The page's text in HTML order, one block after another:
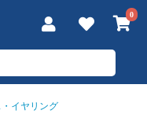
0
・イヤリング